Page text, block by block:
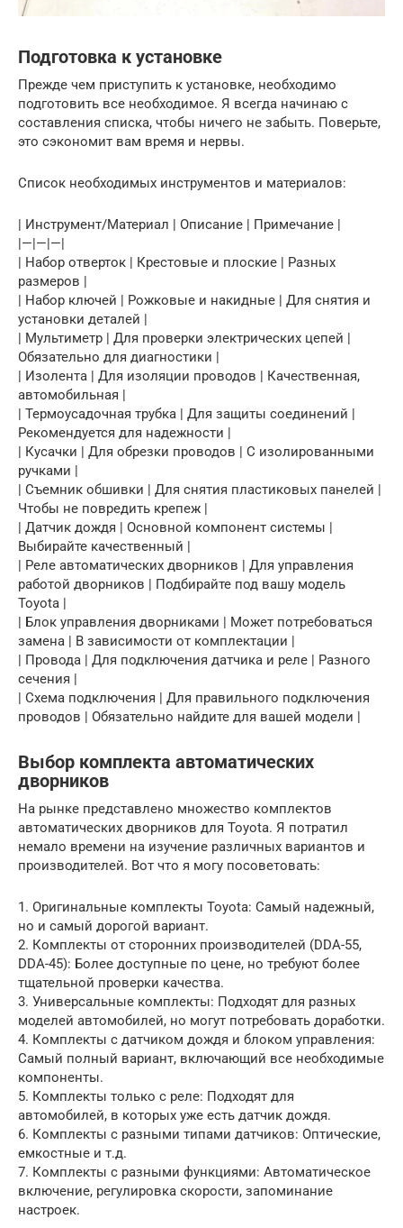
Подготовка к установке
Прежде чем приступить к установке, необходимо
подготовить все необходимое. Я всегда начинаю с
составления списка, чтобы ничего не забыть. Поверьте,
это сэкономит вам время и нервы.
Список необходимых инструментов и материалов:
| Инструмент/Материал | Описание | Примечание |
|—|—|—|
| Набор отверток | Крестовые и плоские | Разных
размеров |
| Набор ключей | Рожковые и накидные | Для снятия и
установки деталей |
| Мультиметр | Для проверки электрических цепей |
Обязательно для диагностики |
| Изолента | Для изоляции проводов | Качественная,
автомобильная |
| Термоусадочная трубка | Для защиты соединений |
Рекомендуется для надежности |
| Кусачки | Для обрезки проводов | С изолированными
ручками |
| Съемник обшивки | Для снятия пластиковых панелей |
Чтобы не повредить крепеж |
| Датчик дождя | Основной компонент системы |
Выбирайте качественный |
| Реле автоматических дворников | Для управления
работой дворников | Подбирайте под вашу модель
Toyota |
| Блок управления дворниками | Может потребоваться
замена | В зависимости от комплектации |
| Провода | Для подключения датчика и реле | Разного
сечения |
| Схема подключения | Для правильного подключения
проводов | Обязательно найдите для вашей модели |
Выбор комплекта автоматических
дворников
На рынке представлено множество комплектов
автоматических дворников для Toyota. Я потратил
немало времени на изучение различных вариантов и
производителей. Вот что я могу посоветовать:
1. Оригинальные комплекты Toyota: Самый надежный,
но и самый дорогой вариант.
2. Комплекты от сторонних производителей (DDA-55,
DDA-45): Более доступные по цене, но требуют более
тщательной проверки качества.
3. Универсальные комплекты: Подходят для разных
моделей автомобилей, но могут потребовать доработки.
4. Комплекты с датчиком дождя и блоком управления:
Самый полный вариант, включающий все необходимые
компоненты.
5. Комплекты только с реле: Подходят для
автомобилей, в которых уже есть датчик дождя.
6. Комплекты с разными типами датчиков: Оптические,
емкостные и т.д.
7. Комплекты с разными функциями: Автоматическое
включение, регулировка скорости, запоминание
настроек.